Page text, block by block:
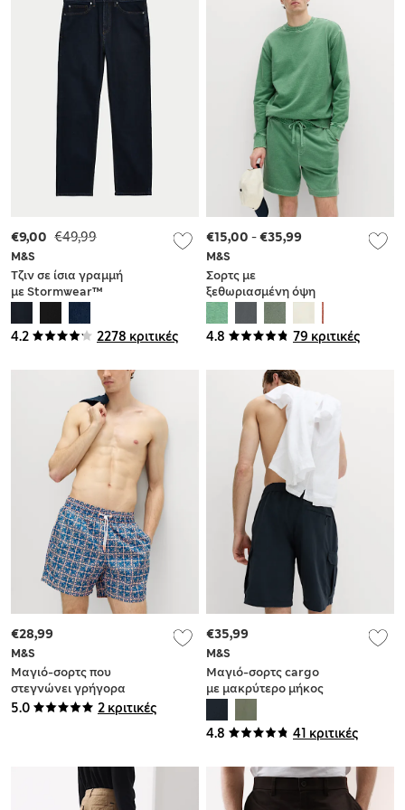
4.2 2278 κριτικές
M&S
Τζιν σε ίσια γραμμή
με Stormwear™
€49,99
€9,00
4.8 79 κριτικές
M&S
Σορτς με
ξεθωριασμένη όψη
και χαλαρή
εφαρμογή από
100% βαμβάκι
€15,00 -€35,99
5.0 2 κριτικές
M&S
Μαγιό-σορτς που
στεγνώνει γρήγορα
με γεωμετρικά
€28,99
4.8 41 κριτικές
M&S
Μαγιό-σορτς cargo
με μακρύτερο μήκος
γρήγορα
€35,99